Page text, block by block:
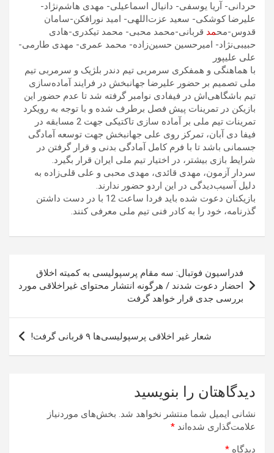
حردانی- آریا یوسفی- دانیال اسماعیلی- مهدی هاشم‌نژاد-
علیرضا کوشکی- سعید عزت‌اللهی- امید نورافکن-سامان
قدوس-محمد قربانی-محمد محبی- محمد تیکدری-هادی
حبیبی‌نژاد- امیرحسین حسین‌زاده- محمد عمری- مهدی طارمی-
علی علیپور
با هماهنگی و همفکری سرمربی تیم دندر بلژیک و سرمربی تیم
ملی تصمیم بر حضور علیرضا جهانبخش در فرایند آماده‌سازی
تیم باشگاهی‌اش در فیفادی نوامبر گرفته شد تا عدم حضور این
بازیکن در تمرینات پیش فصل برطرف شده و با توجه به رویکرد
تمرینات تیم ملی بر آماده سازی تاکتیکی جهت 2 مسابقه در
فیفا دی آبان، تمرکز روی علی جهانبخش جهت توسعه آمادگی
جسمانی باشد تا با فرم کامل آمادگی بدنی و قرار گرفتن در
شرایط بازی بیشتر، در اختیار تیم ملی ایران قرار بگیرد.
سردار آزمون، مهدی قائدی، مهدی محبی و علی قلی‌زاده به
دلیل آسیب‌دیدگی در این اردو حضور ندارند.
بازیکنان دعوت شده باید فردا ساعت 12 با در دست داشتن
گذرنامه، خود را به کادر فنی تیم ملی معرفی کنند.
نوشته
فدراسیون فوتبال: سه مقام پرسپولیسی به کمیته اخلاق
احضار دعوت شدند / هرگونه انتشار محتوای غیراخلاقی مورد
بررسی جدی قرار خواهد گرفت
شعار غیر اخلاقی پرسپولیسی‌ها ۹ قربانی گرفت!
دیدگاهتان را بنویسید
نشانی ایمیل شما منتشر نخواهد شد. بخش‌های موردنیاز
علامت‌گذاری شده‌اند *
دیدگاه *